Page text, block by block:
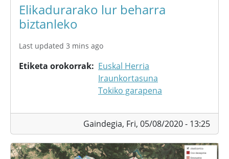
Elikadurarako lur beharra
biztanleko
Last updated 3 mins ago
Etiketa orokorrak
Euskal Herria
Iraunkortasuna
Tokiko garapena
Gaindegia, Fri, 05/08/2020 - 13:25